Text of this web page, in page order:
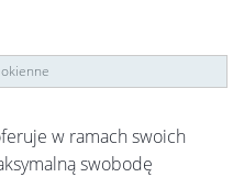
w ramach swoich
swobodę